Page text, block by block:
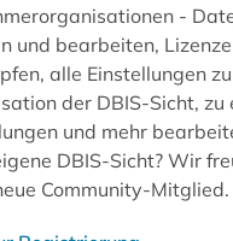
-
und bearbeiten,
alle Einstellungen
der DBIS-Sicht, zu
und mehr
DBIS-Sicht? Wir
Community-Mitglied.